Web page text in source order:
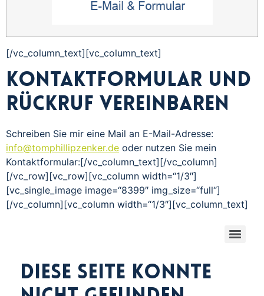
[/vc_column_text][vc_column_text]
Kontaktformular und
Rückruf vereinbaren
Schreiben Sie mir eine Mail an E-Mail-Adresse:
info@tomphillipzenker.de oder nutzen Sie mein
Kontaktformular:[/vc_column_text][/vc_column]
[/vc_row][vc_row][vc_column width=“1/3″]
[vc_single_image image=“8399″ img_size=“full“]
[/vc_column][vc_column width=“1/3″][vc_column_text]